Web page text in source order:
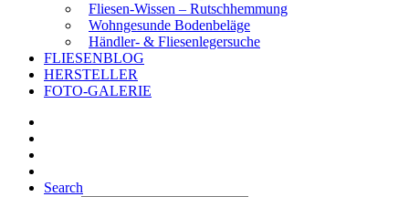
Fliesen-Wissen – Rutschhemmung
Wohngesunde Bodenbeläge
Händler- & Fliesenlegersuche
FLIESENBLOG
HERSTELLER
FOTO-GALERIE
Search